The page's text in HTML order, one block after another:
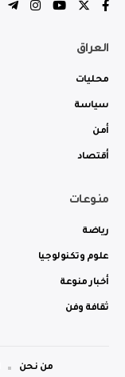
العراق
محليات
سياسة
أمن
أقتصاد
منوعات
رياضة
علوم وتكنولوجيا
أخبار منوعة
ثقافة وفن
من نحن